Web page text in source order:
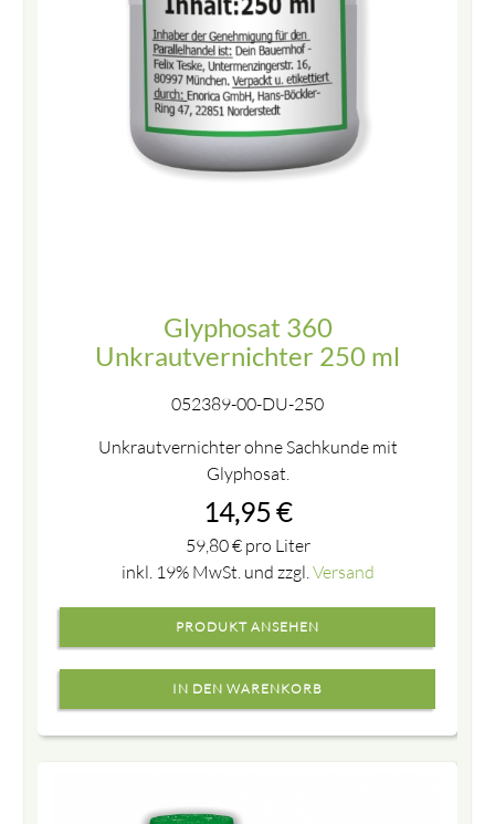
Glyphosat 360
Unkrautvernichter 250 ml
052389-00-DU-250
Unkrautvernichter ohne Sachkunde mit
Glyphosat.
14,95 €
59,80€pro Liter
inkl. 19% MwSt. und zzgl.Versand
PRODUKT ANSEHEN